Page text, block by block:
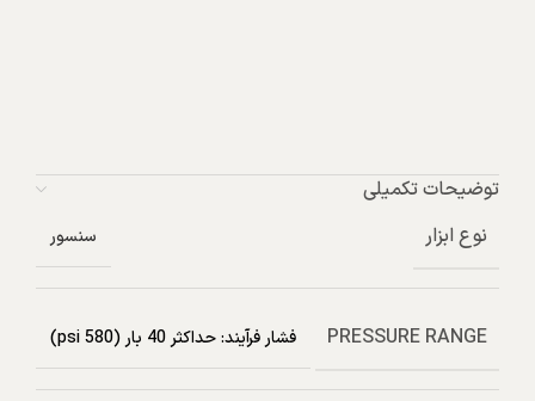
توضیحات تکمیلی
نوع ابزار
سنسور
PRESSURE RANGE فشار فرآیند: حداکثر 40 بار (580 psi)